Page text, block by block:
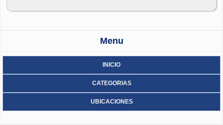
Menu
INICIO
CATEGORIAS
UBICACIONES